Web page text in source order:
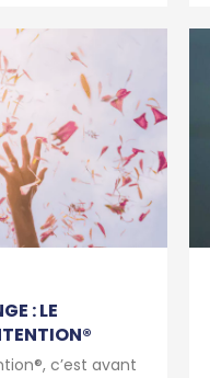
: LE
c’est avant